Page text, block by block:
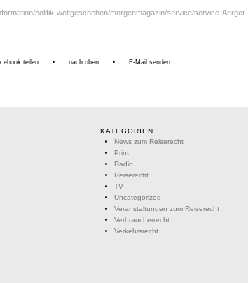
politik-weltgeschehen/morgenmagazin/service/service-Aerger-
teilen • nach oben • E-Mail senden
KATEGORIEN
News zum Reiserecht
Print
Radio
Reiserecht
TV
Uncategorized
Veranstaltungen zum Reiserecht
Verbraucherrecht
Verkehrsrecht